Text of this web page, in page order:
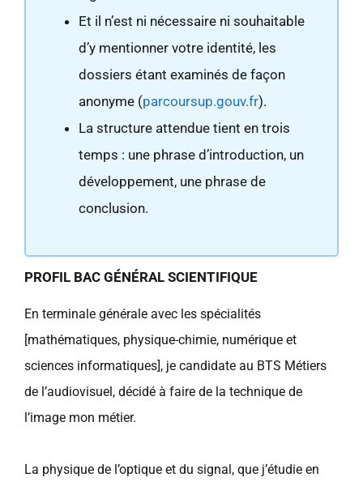
Et il n’est ni nécessaire ni souhaitable
d’y mentionner votre identité, les
dossiers étant examinés de façon
anonyme (parcoursup.gouv.fr).
La structure attendue tient en trois
temps : une phrase d’introduction, un
développement, une phrase de
conclusion.
PROFIL BAC GÉNÉRAL SCIENTIFIQUE
En terminale générale avec les spécialités
[mathématiques, physique-chimie, numérique et
sciences informatiques], je candidate au BTS Métiers
de l’audiovisuel, décidé à faire de la technique de
l’image mon métier.
La physique de l’optique et du signal, que j’étudie en